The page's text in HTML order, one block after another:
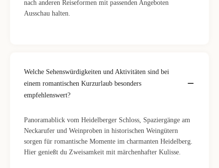
nach anderen Reiseformen mit passenden Angeboten
Ausschau halten.
Welche Sehenswürdigkeiten und Aktivitäten sind bei
einem romantischen Kurzurlaub besonders
empfehlenswert?
Panoramablick vom Heidelberger Schloss, Spaziergänge am
Neckarufer und Weinproben in historischen Weingütern
sorgen für romantische Momente im charmanten Heidelberg.
Hier genießt du Zweisamkeit mit märchenhafter Kulisse.